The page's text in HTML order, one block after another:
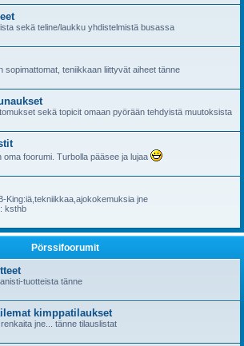
sekä teline/laukku yhdistelmistä busassa
sopimattomat, teniikkaan liittyvät aiheet tänne
sekä topicit omaan pyörään tehdyistä muutoksista
oma foorumi. Turbolla pääsee ja lujaa
King:iä,tekniikkaa,ajokokemuksia jne
ksthb
Pörssifoorumit
tuotteista tänne
kimppatilaukset
jne... tänne tilauslistat